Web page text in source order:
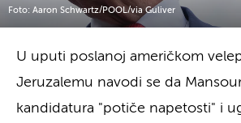
Foto: Aaron Schwartz/POOL/via Guliver
U uputi poslanoj američkom
Jeruzalemu navodi se da
kandidatura "potiče napetosti" i